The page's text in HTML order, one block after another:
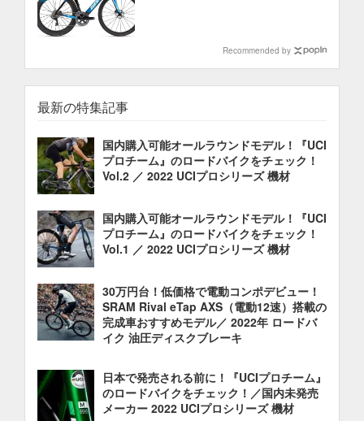
Recommended by
最新の特集記事
国内購入可能オールラウンドモデル！『UCI
プロチーム』のロードバイクをチェック！
Vol.2 ／ 2022 UCIプロシリーズ 機材
国内購入可能オールラウンドモデル！『UCI
プロチーム』のロードバイクをチェック！
Vol.1 ／ 2022 UCIプロシリーズ 機材
30万円台！低価格で電動コンポデビュー！
SRAM Rival eTap AXS（電動12速）搭載の
完成車おすすめモデル／ 2022年 ロードバ
イク 油圧ディスクブレーキ
日本で発売される前に！『UCIプロチーム』
のロードバイクをチェック！／国内未発売
メーカー 2022 UCIプロシリーズ 機材